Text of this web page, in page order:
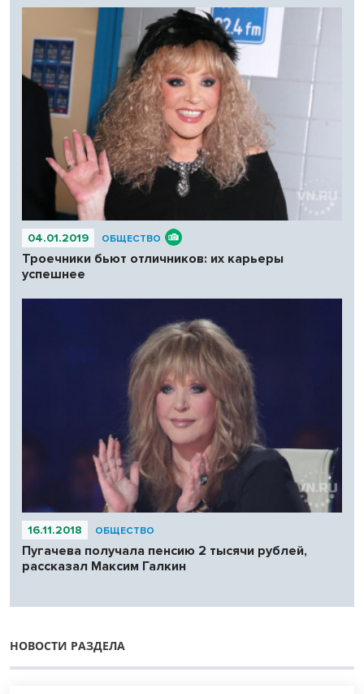
04.01.2019 ОБЩЕСТВО
Троечники бьют отличников: их карьеры
успешнее
16.11.2018 ОБЩЕСТВО
Пугачева получала пенсию 2 тысячи рублей,
рассказал Максим Галкин
НОВОСТИ РАЗДЕЛА